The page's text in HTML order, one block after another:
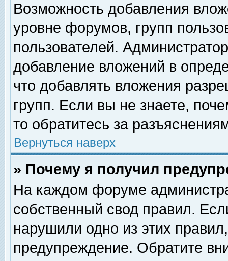
Возможность добавления
уровне форумов, групп
пользователей.
добавление вложений в
что добавлять вложения
групп. Если вы не знаете,
то обратитесь за
Вернуться наверх
» Почему я получил
На каждом форуме
собственный свод правил.
нарушили одно из этих
предупреждение. Обратите